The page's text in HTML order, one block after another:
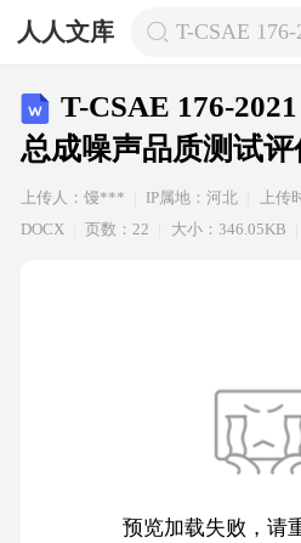
人人文库 T-CSAE
T-CSAE 176-
总成噪声品质测试
上传人：馒*** IP属地：河北 上传
DOCX
页数：22 大小：346.05KB
预览加载失败，请